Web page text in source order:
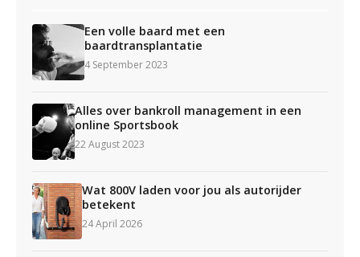
Een volle baard met een
baardtransplantatie
4 September 2023
Alles over bankroll management in een
online Sportsbook
22 August 2023
Wat 800V laden voor jou als autorijder
betekent
24 April 2026